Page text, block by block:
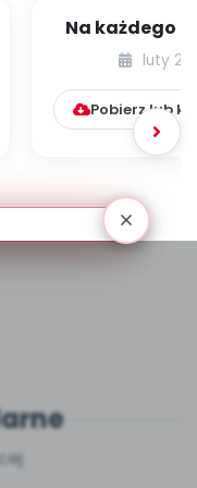
Na każdego
pora –
luty
Pobierz lub